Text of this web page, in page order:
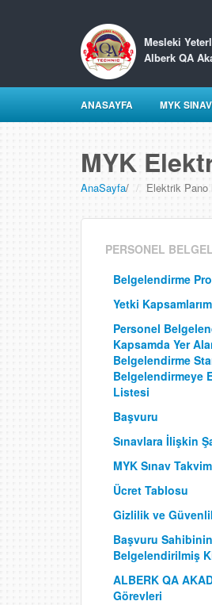
Mesleki
Alberk QA
ANASAYFA MYK
MYK
AnaSayfa/ Elektrik Pano
PERSONEL
Belgelendirme
Yetki
Personel
Kapsamda Yer
Belgelendirme
Belgelendirmeye
Listesi
Başvuru
Sınavlara İlişkin
MYK Sınav
Ücret Tablosu
Gizlilik ve
Başvuru
Belgelendirilmiş
ALBERK QA
Görevleri